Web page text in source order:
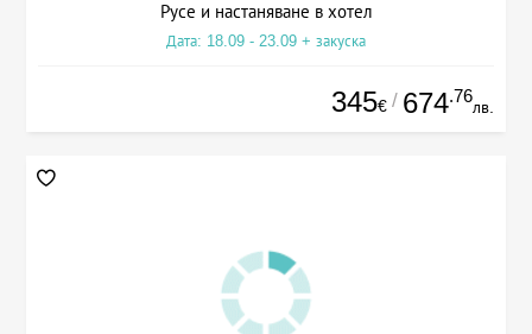
Русе и настаняване в хотел
Дата: 18.09 - 23.09 + закуска
345€ / 674.76
лв.